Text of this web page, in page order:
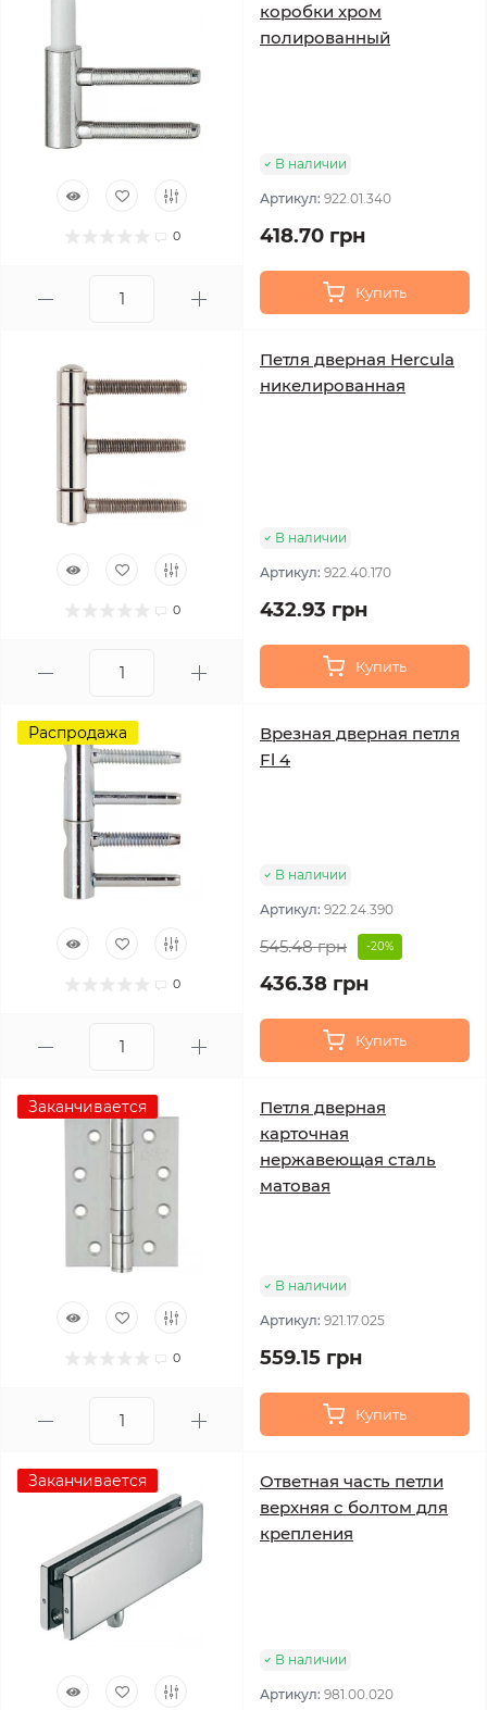
0
коробки хром
полированный
В наличии
Артикул: 922.01.340
418.70 грн
Купить
0
Петля дверная Hercula
никелированная
В наличии
Артикул: 922.40.170
432.93 грн
Купить
Распродажа
0
Врезная дверная петля
Fl 4
В наличии
Артикул: 922.24.390
545.48 грн -20%
436.38 грн
Купить
Заканчивается
0
Петля дверная
карточная
нержавеющая сталь
матовая
В наличии
Артикул: 921.17.025
559.15 грн
Купить
Заканчивается
Ответная часть петли
верхняя с болтом для
крепления
В наличии
Артикул: 981.00.020